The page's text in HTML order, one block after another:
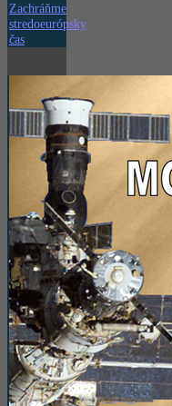
Zachráňme
stredoeurópsky
čas